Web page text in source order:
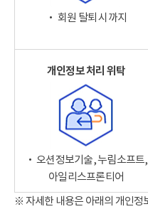
‧ 회원 탈퇴 시까지
개인정보 처리 위탁
‧ 오션정보기술, 누림소프트,
아일리스프론티어
※ 자세한 내용은 아래의 개인정